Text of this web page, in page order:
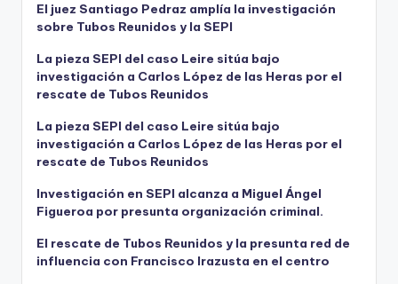
El juez Santiago Pedraz amplía la investigación
sobre Tubos Reunidos y la SEPI
La pieza SEPI del caso Leire sitúa bajo
investigación a Carlos López de las Heras por el
rescate de Tubos Reunidos
La pieza SEPI del caso Leire sitúa bajo
investigación a Carlos López de las Heras por el
rescate de Tubos Reunidos
Investigación en SEPI alcanza a Miguel Ángel
Figueroa por presunta organización criminal.
El rescate de Tubos Reunidos y la presunta red de
influencia con Francisco Irazusta en el centro